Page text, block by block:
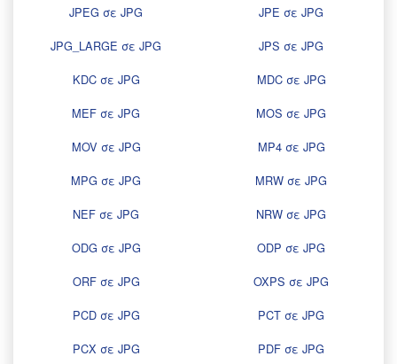
JPEG σε JPG
JPE σε JPG
JPG_LARGE σε JPG
JPS σε JPG
KDC σε JPG
MDC σε JPG
MEF σε JPG
MOS σε JPG
MOV σε JPG
MP4 σε JPG
MPG σε JPG
MRW σε JPG
NEF σε JPG
NRW σε JPG
ODG σε JPG
ODP σε JPG
ORF σε JPG
OXPS σε JPG
PCD σε JPG
PCT σε JPG
PCX σε JPG
PDF σε JPG